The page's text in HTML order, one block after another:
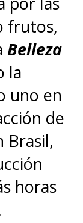
harán
frutos,
Belleza
la
uno en
de
Brasil,
horas